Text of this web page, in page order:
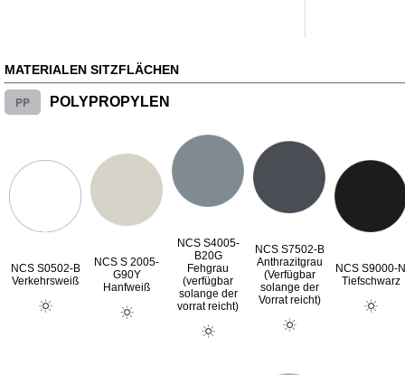
MATERIALEN SITZFLÄCHEN
PP POLYPROPYLEN
NCS S0502-B
Verkehrsweiß
NCS S 2005-
G90Y
Hanfweiß
NCS S4005-
B20G
Fehgrau
(verfügbar
solange der
vorrat reicht)
NCS S7502-B
Anthrazitgrau
(Verfügbar
solange der
Vorrat reicht)
NCS S9000-N
Tiefschwarz